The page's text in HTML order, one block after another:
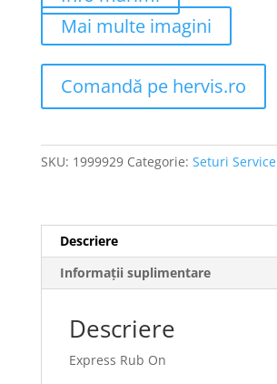
Mai multe imagini
Comandă pe hervis.ro
SKU: 1999929 Categorie: Seturi Service
Descriere
Informații suplimentare
Descriere
Express Rub On